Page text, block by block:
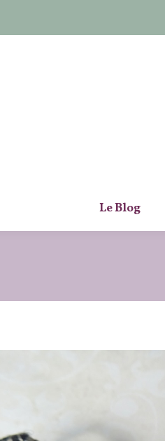
Le Blog